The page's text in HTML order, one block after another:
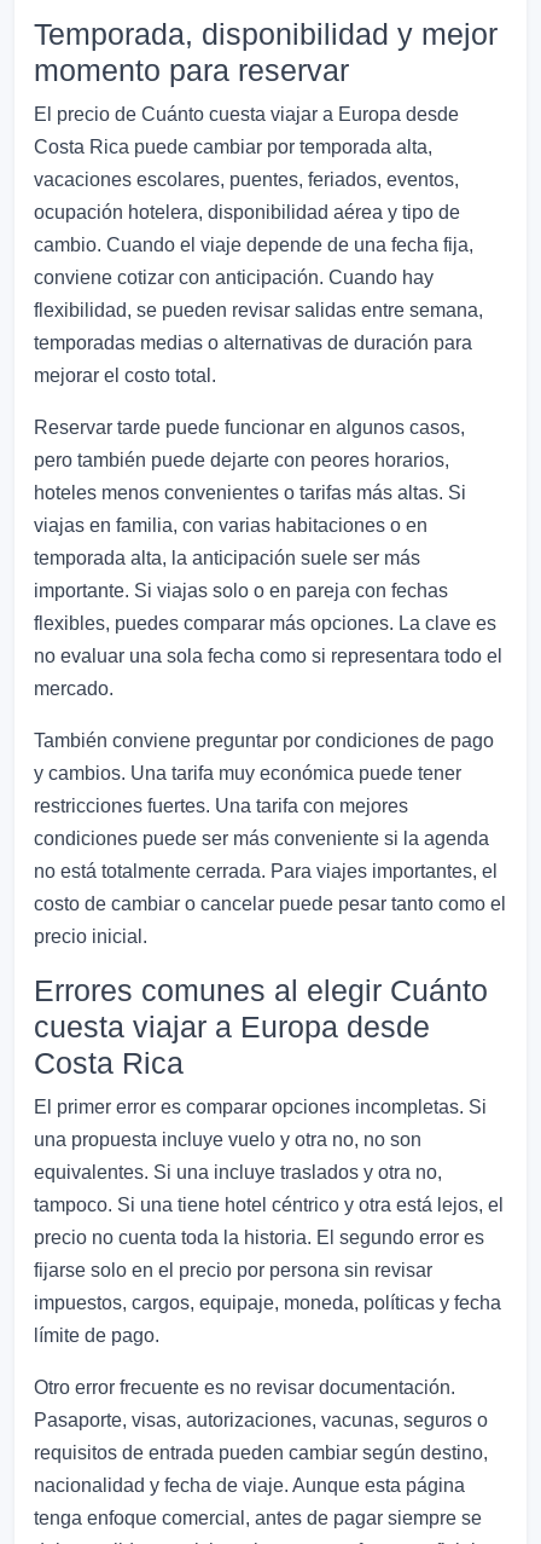
Temporada, disponibilidad y mejor
momento para reservar
El precio de Cuánto cuesta viajar a Europa desde
Costa Rica puede cambiar por temporada alta,
vacaciones escolares, puentes, feriados, eventos,
ocupación hotelera, disponibilidad aérea y tipo de
cambio. Cuando el viaje depende de una fecha fija,
conviene cotizar con anticipación. Cuando hay
flexibilidad, se pueden revisar salidas entre semana,
temporadas medias o alternativas de duración para
mejorar el costo total.
Reservar tarde puede funcionar en algunos casos,
pero también puede dejarte con peores horarios,
hoteles menos convenientes o tarifas más altas. Si
viajas en familia, con varias habitaciones o en
temporada alta, la anticipación suele ser más
importante. Si viajas solo o en pareja con fechas
flexibles, puedes comparar más opciones. La clave es
no evaluar una sola fecha como si representara todo el
mercado.
También conviene preguntar por condiciones de pago
y cambios. Una tarifa muy económica puede tener
restricciones fuertes. Una tarifa con mejores
condiciones puede ser más conveniente si la agenda
no está totalmente cerrada. Para viajes importantes, el
costo de cambiar o cancelar puede pesar tanto como el
precio inicial.
Errores comunes al elegir Cuánto
cuesta viajar a Europa desde
Costa Rica
El primer error es comparar opciones incompletas. Si
una propuesta incluye vuelo y otra no, no son
equivalentes. Si una incluye traslados y otra no,
tampoco. Si una tiene hotel céntrico y otra está lejos, el
precio no cuenta toda la historia. El segundo error es
fijarse solo en el precio por persona sin revisar
impuestos, cargos, equipaje, moneda, políticas y fecha
límite de pago.
Otro error frecuente es no revisar documentación.
Pasaporte, visas, autorizaciones, vacunas, seguros o
requisitos de entrada pueden cambiar según destino,
nacionalidad y fecha de viaje. Aunque esta página
tenga enfoque comercial, antes de pagar siempre se